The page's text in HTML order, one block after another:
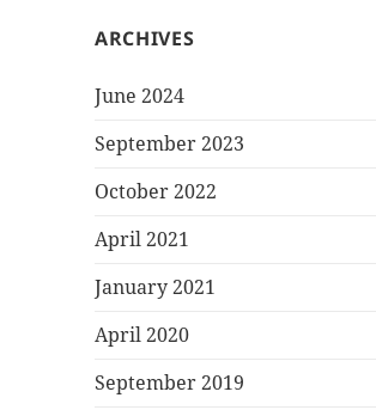
ARCHIVES
June 2024
September 2023
October 2022
April 2021
January 2021
April 2020
September 2019